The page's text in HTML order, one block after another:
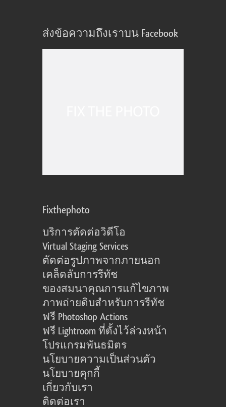
ส่งข้อความถึงเราบน Facebook
Fixthephoto
บริการตัดต่อวิดีโอ
Virtual Staging Services
ตัดต่อรูปภาพจากภายนอก
เคล็ดลับการรีทัช
ของสมนาคุณการแก้ไขภาพ
ภาพถ่ายดิบสำหรับการรีทัช
ฟรี Photoshop Actions
ฟรี Lightroom ที่ตั้งไว้ล่วงหน้า
โปรแกรมพันธมิตร
นโยบายความเป็นส่วนตัว
นโยบายคุกกี้
เกี่ยวกับเรา
ติดต่อเรา